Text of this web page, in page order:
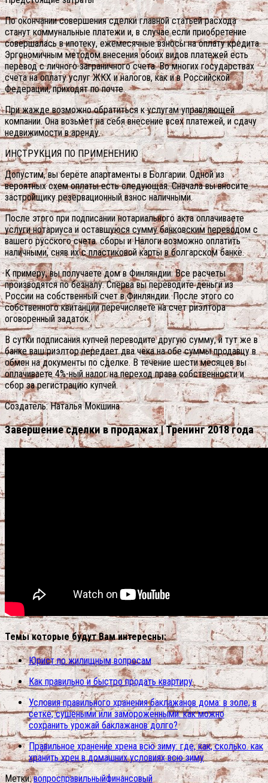
По окончании совершения сделки главной статьей расхода
станут коммунальные платежи и, в случае если приобретение
совершалась в ипотеку, ежемесячные взносы на оплату кредита.
Эргономичным методом внесения обоих видов платежей есть
перевод с личного заграничного счета. Во многих государствах
счета на оплату услуг ЖКХ и налогов, как и в Российской
Федерации, приходят по почте.
При жажде возможно обратиться к услугам управляющей
компании. Она возьмет на себя внесение всех платежей, и сдачу
недвижимости в аренду.
ИНСТРУКЦИЯ ПО ПРИМЕНЕНИЮ
Допустим, вы берёте апартаменты в Болгарии. Одной из
вероятных схем оплаты есть следующая. Сначала вы вносите
застройщику резервационный взнос наличными.
После этого при подписании нотариального акта оплачиваете
услуги нотариуса и оставшуюся сумму банковским переводом с
вашего русского счета. сборы и Налоги возможно оплатить
наличными, сняв их с пластиковой карты в болгарском банке.
К примеру, вы получаете дом в Финляндии. Все расчеты
производятся по безналу. Сперва вы переводите деньги из
России на собственный счет в Финляндии. После этого со
собственного квитанции перечисляете на счет риэлтора
оговоренный задаток.
В сутки подписания купчей переводите другую сумму, и тут же в
банке ваш риэлтор передает два чека на обе суммы продавцу в
обмен на документы по сделке. В течение шести месяцев вы
оплачиваете 4%-ный налог на переход права собственности и
сбор за регистрацию купчей.
Создатель: Наталья Мокшина
Завершение сделки в продажах | Тренинг 2018 года
Темы которые будут Вам интересны:
Юрист по жилищным вопросам
Как правильно и быстро продать квартиру
Условия правильного хранения баклажанов дома: в золе, в
сетке, сушёными или замороженными. как можно
сохранить урожай баклажанов долго?
Правильное хранение хрена всю зиму: где, как, сколько. как
хранить хрен в домашних условиях всю зиму
Метки: вопросправильныйфинансовый